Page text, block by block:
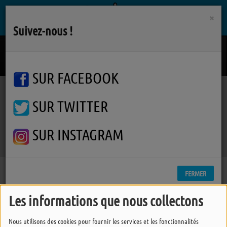
Les informations que nous collectons
Nous utilisons des cookies pour fournir les services et les fonctionnalités
Podcasts Furie de Temps
Furie de Temps
×
Suivez-nous !
SUR FACEBOOK
SUR TWITTER
SUR INSTAGRAM
FERMER